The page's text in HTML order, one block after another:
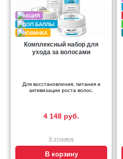
Комплексный набор для
ухода за волосами
Для восстановления, питания и
активизации роста волос.
4 148 руб.
9 отзывов
В корзину